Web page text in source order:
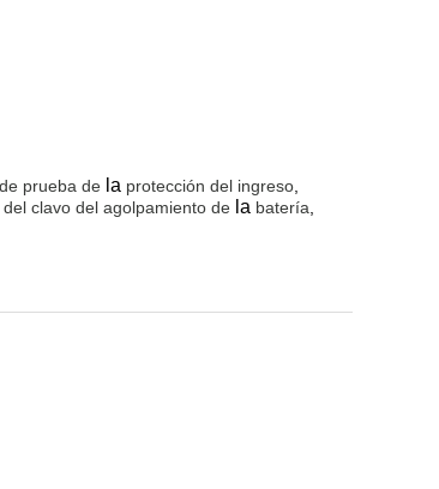
prueba de la protección del ingreso
clavo del agolpamiento de la batería